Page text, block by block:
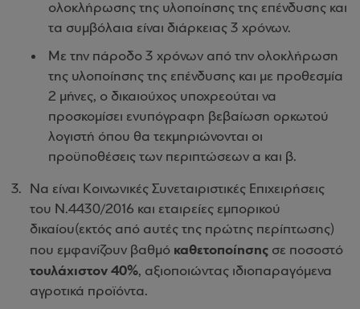
ολοκλήρωσης της υλοποίησης της επένδυσης και
τα συμβόλαια είναι διάρκειας 3 χρόνων.
Με την πάροδο 3 χρόνων από την ολοκλήρωση
της υλοποίησης της επένδυσης και με προθεσμία
2 μήνες, ο δικαιούχος υποχρεούται να
προσκομίσει ενυπόγραφη βεβαίωση ορκωτού
λογιστή όπου θα τεκμηριώνονται οι
προϋποθέσεις των περιπτώσεων α και β.
Να είναι Κοινωνικές Συνεταιριστικές Επιχειρήσεις
του Ν.4430/2016 και εταιρείες εμπορικού
δικαίου(εκτός από αυτές της πρώτης περίπτωσης)
που εμφανίζουν βαθμό καθετοποίησης σε ποσοστό
τουλάχιστον 40%, αξιοποιώντας ιδιοπαραγόμενα
αγροτικά προϊόντα.